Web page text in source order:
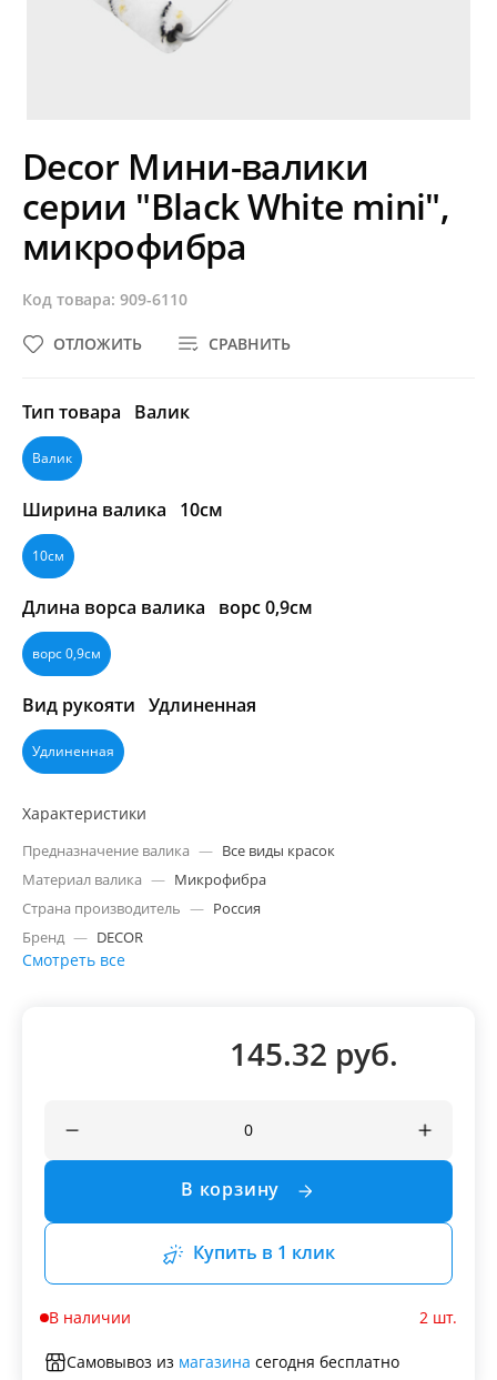
Decor Мини-валики
серии "Black White mini",
микрофибра
Код товара: 909-6110
СРАВНИТЬ
ОТЛОЖИТЬ
Тип товара Валик
Валик
Ширина валика 10см
10см
Длина ворса валика ворс 0,9см
ворс 0,9см
Вид рукояти Удлиненная
Удлиненная
Характеристики
Предназначение валика — Все виды красок
Материал валика — Микрофибра
Страна производитель — Россия
Бренд — DECOR
Смотреть все
145.32 руб.
В корзину
Купить в 1 клик
В наличии 2 шт.
Самовывоз из магазина сегодня бесплатно